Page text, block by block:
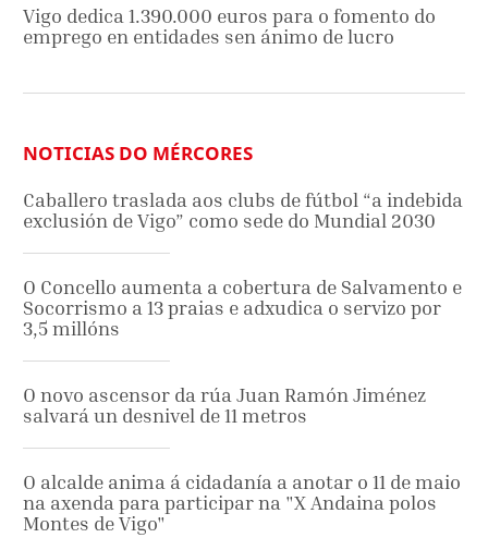
Vigo dedica 1.390.000 euros para o fomento do
emprego en entidades sen ánimo de lucro
NOTICIAS DO MÉRCORES
Caballero traslada aos clubs de fútbol “a indebida
exclusión de Vigo” como sede do Mundial 2030
O Concello aumenta a cobertura de Salvamento e
Socorrismo a 13 praias e adxudica o servizo por
3,5 millóns
O novo ascensor da rúa Juan Ramón Jiménez
salvará un desnivel de 11 metros
O alcalde anima á cidadanía a anotar o 11 de maio
na axenda para participar na "X Andaina polos
Montes de Vigo"